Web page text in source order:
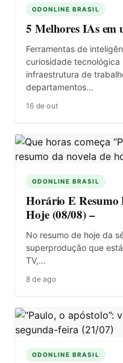
ODONLINE BRASIL
5 Melhores IAs em
Ferramentas de
curiosidade tecnológica
infraestrutura de
departamentos…
16 de out
ODONLINE BRASIL
Horário E Resumo
Hoje (08/08) –
No resumo de hoje da
superprodução que
TV,…
8 de ago
ODONLINE BRASIL